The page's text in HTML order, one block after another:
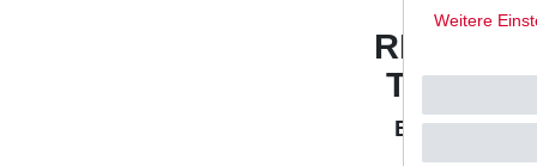
RD500 LC
Typ: 47X
Baujahr:
Weitere